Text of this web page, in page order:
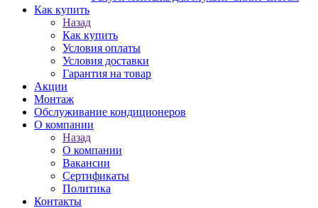
Как купить
Назад
Как купить
Условия оплаты
Условия доставки
Гарантия на товар
Акции
Монтаж
Обслуживание кондиционеров
О компании
Назад
О компании
Вакансии
Сертификаты
Политика
Контакты